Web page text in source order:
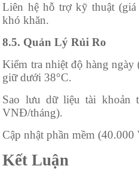
Liên hệ hỗ trợ kỹ thuật
khó khăn.
8.5. Quản Lý Rủi Ro
Kiểm tra nhiệt độ hàng
giữ dưới 38°C.
Sao lưu dữ liệu tài khoản
VNĐ/tháng).
Cập nhật phần mềm
Kết Luận